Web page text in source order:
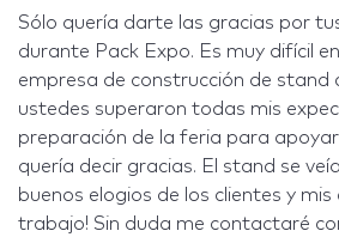
Sólo quería darte las gracias por
durante Pack Expo. Es muy difícil
empresa de construcción de stand
ustedes superaron todas mis
preparación de la feria para apoyar
quería decir gracias. El stand se
buenos elogios de los clientes y mis
trabajo! Sin duda me contactaré